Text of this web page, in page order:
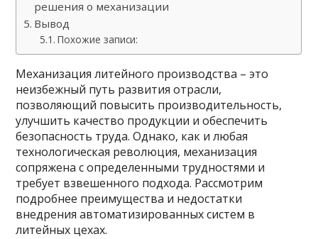
решения о механизации
Вывод
Похожие записи:
Механизация литейного производства – это
неизбежный путь развития отрасли,
позволяющий повысить производительность,
улучшить качество продукции и обеспечить
безопасность труда. Однако, как и любая
технологическая революция, механизация
сопряжена с определенными трудностями и
требует взвешенного подхода. Рассмотрим
подробнее преимущества и недостатки
внедрения автоматизированных систем в
литейных цехах.